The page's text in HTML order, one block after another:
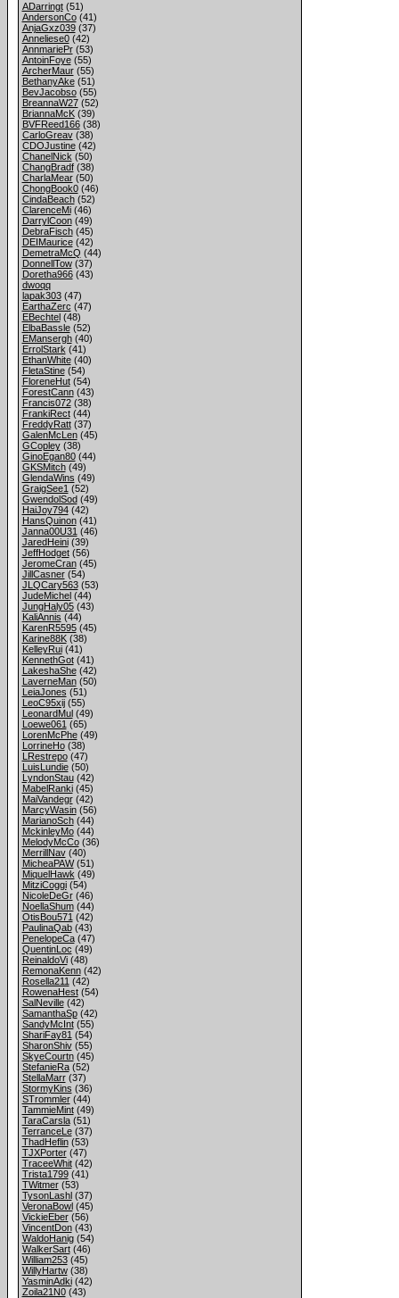
ADarringt(51)
AndersonCo(41)
AnjaGxz039(37)
Anneliese0(42)
AnnmariePr(53)
AntoinFoye(55)
ArcherMaur(55)
BethanyAke(51)
BevJacobso(55)
BreannaW27(52)
BriannaMcK(39)
BVFReed166(38)
CarloGreav(38)
CDOJustine(42)
ChanelNick (50)
ChangBradf(38)
CharlaMear(50)
ChongBook0(46)
CindaBeach(52)
ClarenceMi(46)
DarrylCoon(49)
DebraFisch(45)
DEIMaurice(42)
DemetraMcQ (44)
DonnellTow(37)
Doretha966(43)
dwoqq
lapak303(47)
EarthaZerc (47)
EBechtel(48)
ElbaBassle(52)
EMansergh(40)
ErrolStark (41)
EthanWhite(40)
FletaStine(54)
FloreneHut(54)
ForestCann(43)
Francis072(38)
FrankiRect(44)
FreddyRatt(37)
GalenMcLen(45)
GCopley(38)
GinoEgan80(44)
GKSMitch(49)
GlendaWins (49)
GraigSee1 (52)
GwendolSod(49)
HaiJoy794(42)
HansQuinon(41)
Janna00U31 (46)
JaredHeini(39)
JeffHodget(56)
JeromeCran(45)
JillCasner(54)
JLQCary563(53)
JudeMichel(44)
JungHaly05(43)
KaliAnnis (44)
KarenR5595(45)
Karine88K(38)
KelleyRui(41)
KennethGot(41)
LakeshaShe(42)
LaverneMan(50)
LeiaJones (51)
LeoC95xij(55)
LeonardMul(49)
Loewe061 (65)
LorenMcPhe(49)
LorrineHo(38)
LRestrepo(47)
LuisLundie(50)
LyndonStau(42)
MabelRanki(45)
MaiVandegr(42)
MarcyWasin(56)
MarianoSch(44)
MckinleyMo(44)
MelodyMcCo(36)
MerrillNav(40)
MicheaPAW(51)
MiquelHawk (49)
MitziCoggi(54)
NicoleDeGr(46)
NoellaShum(44)
OtisBou571 (42)
PaulinaQab(43)
PenelopeCa(47)
QuentinLoc (49)
ReinaldoVi(48)
RemonaKenn(42)
Rosella211 (42)
RowenaHest(54)
SalNeville(42)
SamanthaSp(42)
SandyMcInt(55)
ShariFay81 (54)
SharonShiv(55)
SkyeCourtn(45)
StefanieRa(52)
StellaMarr(37)
StormyKins (36)
STrommler(44)
TammieMint(49)
TaraCarsla(51)
TerranceLe(37)
ThadHeflin(53)
TJXPorter(47)
TraceeWhit(42)
Trista1799(41)
TWitmer(53)
TysonLashl(37)
VeronaBowl(45)
VickieEber(56)
VincentDon(43)
WaldoHanig(54)
WalkerSart(46)
William253(45)
WillyHartw(38)
YasminAdki(42)
Zoila21N0(43)